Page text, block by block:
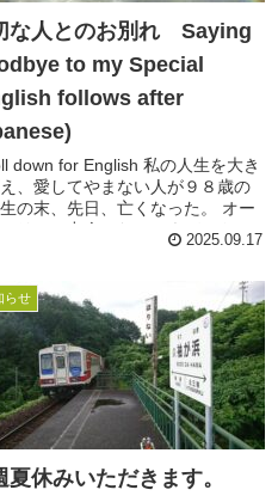
な人とのお別れ Saying
to my Special
follows after
down for English 私の人生を大き
、愛してやまない人が９８歳の
の末、先日、亡くなった。 オー
ラリアで出会った、ケネディさ
（通常、名前のフランクと呼んで
2025.09.17
らせ
夏休みいただきます。